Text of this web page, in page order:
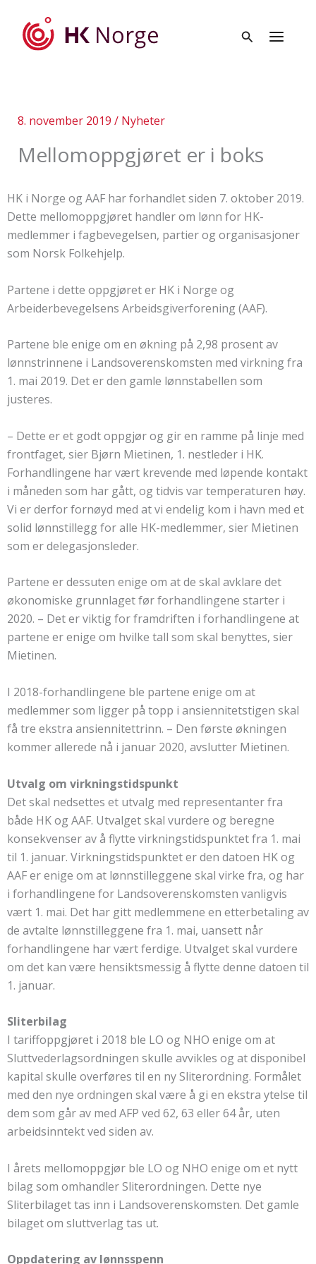
8. november 2019 / Nyheter
Mellomoppgjøret er i boks
HK i Norge og AAF har forhandlet siden 7. oktober 2019.
Dette mellomoppgjøret handler om lønn for HK-
medlemmer i fagbevegelsen, partier og organisasjoner
som Norsk Folkehjelp.
Partene i dette oppgjøret er HK i Norge og
Arbeiderbevegelsens Arbeidsgiverforening (AAF).
Partene ble enige om en økning på 2,98 prosent av
lønnstrinnene i Landsoverenskomsten med virkning fra
1. mai 2019. Det er den gamle lønnstabellen som
justeres.
– Dette er et godt oppgjør og gir en ramme på linje med
frontfaget, sier Bjørn Mietinen, 1. nestleder i HK.
Forhandlingene har vært krevende med løpende kontakt
i måneden som har gått, og tidvis var temperaturen høy.
Vi er derfor fornøyd med at vi endelig kom i havn med et
solid lønnstillegg for alle HK-medlemmer, sier Mietinen
som er delegasjonsleder.
Partene er dessuten enige om at de skal avklare det
økonomiske grunnlaget før forhandlingene starter i
2020. – Det er viktig for framdriften i forhandlingene at
partene er enige om hvilke tall som skal benyttes, sier
Mietinen.
I 2018-forhandlingene ble partene enige om at
medlemmer som ligger på topp i ansiennitetstigen skal
få tre ekstra ansiennitettrinn. – Den første økningen
kommer allerede nå i januar 2020, avslutter Mietinen.
Utvalg om virkningstidspunkt
Det skal nedsettes et utvalg med representanter fra
både HK og AAF. Utvalget skal vurdere og beregne
konsekvenser av å flytte virkningstidspunktet fra 1. mai
til 1. januar. Virkningstidspunktet er den datoen HK og
AAF er enige om at lønnstilleggene skal virke fra, og har
i forhandlingene for Landsoverenskomsten vanligvis
vært 1. mai. Det har gitt medlemmene en etterbetaling av
de avtalte lønnstilleggene fra 1. mai, uansett når
forhandlingene har vært ferdige. Utvalget skal vurdere
om det kan være hensiktsmessig å flytte denne datoen til
1. januar.
Sliterbilag
I tariffoppgjøret i 2018 ble LO og NHO enige om at
Sluttvederlagsordningen skulle avvikles og at disponibel
kapital skulle overføres til en ny Sliterordning. Formålet
med den nye ordningen skal være å gi en ekstra ytelse til
dem som går av med AFP ved 62, 63 eller 64 år, uten
arbeidsinntekt ved siden av.
I årets mellomoppgjør ble LO og NHO enige om et nytt
bilag som omhandler Sliterordningen. Dette nye
Sliterbilaget tas inn i Landsoverenskomsten. Det gamle
bilaget om sluttverlag tas ut.
Oppdatering av lønnsspenn